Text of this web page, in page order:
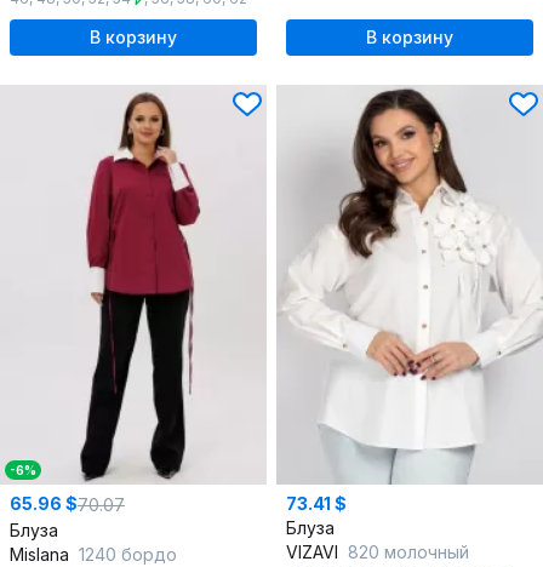
В корзину В корзину
-6%
65.96 $70.07
Блуза
Mislana 1240 бордо
73.41 $
Блуза
VIZAVI 820 молочный